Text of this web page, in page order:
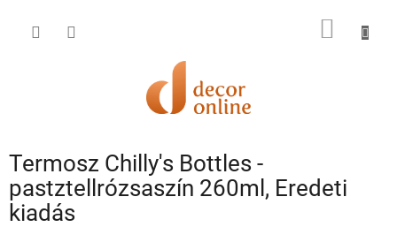
KOSÁR
Termosz Chilly's Bottles -
pastztellrózsaszín 260ml, Eredeti
kiadás